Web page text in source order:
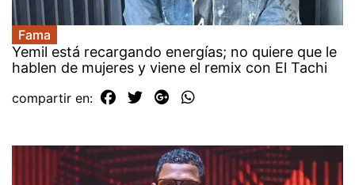
Fama
Yemil está recargando energías; no quiere que le
hablen de mujeres y viene el remix con El Tachi
compartir en: